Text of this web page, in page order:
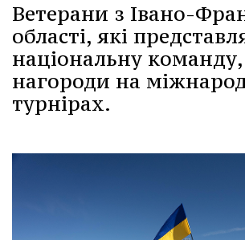
Ветерани з Івано-
області, які
національну
нагороди на
турнірах.